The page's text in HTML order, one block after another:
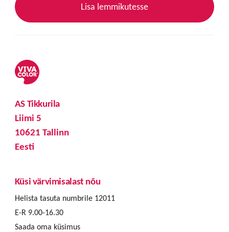
Lisa lemmikutesse
AS Tikkurila
Liimi 5
10621 Tallinn
Eesti
Küsi värvimisalast nõu
Helista tasuta numbrile 12011
E-R 9.00-16.30
Saada oma küsimus